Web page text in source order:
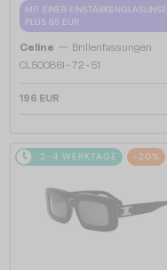
MIT EINER EINSTÄRKENGLASLINSE
PLUS 65 EUR
Celine — Brillenfassungen
CL50086I - 72 - 51
196 EUR
2-4 WERKTAGE -20%